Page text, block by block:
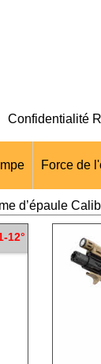
Confidentialité
Force de
d’épaule
12°